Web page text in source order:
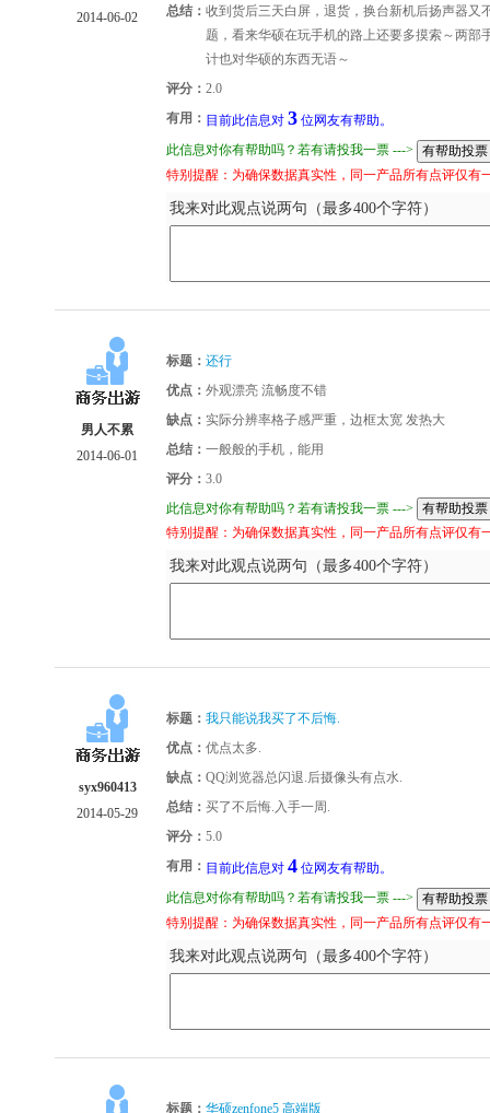
2014-06-02
总结： 收到货后三天白屏，退货，换台新机后扬声器
题，看来华硕在玩手机的路上还要多摸索～两
计也对华硕的东西无语～
评分： 2.0
有用： 目前此信息对 3 位网友有帮助。
此信息对你有帮助吗？若有请投我一票 --->
特别提醒：为确保数据真实性，同一产品所有点评仅有
我来对此观点说两句（最多400个字符）
男人不累
2014-06-01
标题： 还行
优点： 外观漂亮 流畅度不错
缺点： 实际分辨率格子感严重，边框太宽 发热大
总结： 一般般的手机，能用
评分： 3.0
此信息对你有帮助吗？若有请投我一票 --->
特别提醒：为确保数据真实性，同一产品所有点评仅有
我来对此观点说两句（最多400个字符）
syx960413
2014-05-29
标题： 我只能说我买了不后悔.
优点： 优点太多.
缺点： QQ浏览器总闪退.后摄像头有点水.
总结： 买了不后悔.入手一周.
评分： 5.0
有用： 目前此信息对 4 位网友有帮助。
此信息对你有帮助吗？若有请投我一票 --->
特别提醒：为确保数据真实性，同一产品所有点评仅有
我来对此观点说两句（最多400个字符）
标题： 华硕zenfone5 高端版